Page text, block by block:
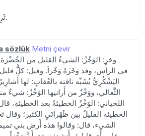
(الوَخِيزُ): ثَرِيدُ العَسَل.
sözlük Metni çevir
وخز: الوَخْزُ: الشيءُ القليل من
في الرأْس، وقد وَخَزَهُ وَخْزاً. وقيل: كلُّ
اليَشْكُرِيُّ يُشَبِّه ناقته بالعُقابِ: لها
الثَّعالي، ووَخْزٌ من أَرانيها الوَخْزُ: شيءٌ
اللحياني: الوَخْزُ الخطيئةُ بعد الخطيئةِ،
الخطيئة القليلُ بين ظَهْرانَيِ الكثير؛
الشيء، قال: وقالوا هذه أَرض بني